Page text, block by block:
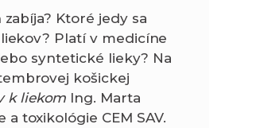
Ktoré jedy sa
Platí v medicíne
syntetické lieky? Na
košickej
k liekom Ing. Marta
toxikológie CEM SAV.